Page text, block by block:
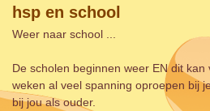
hsp en school
Weer naar school ...
De scholen beginnen weer EN dit
weken al veel spanning oproepen bij
bij jou als ouder.